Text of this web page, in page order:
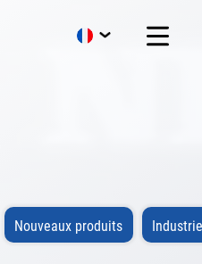
Nouveaux produits